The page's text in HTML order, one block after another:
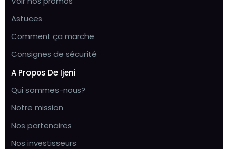
Astuces
Comment ça marche
Consignes de sécurité
A Propos De Ijeni
Qui sommes-nous?
Notre mission
Nos partenaires
Nos investisseurs